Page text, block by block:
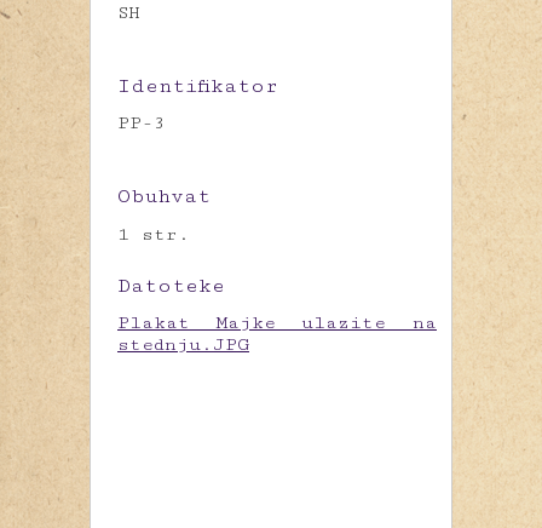
SH
Identifikator
PP-3
Obuhvat
1 str.
Datoteke
Plakat Majke ulazite na
stednju.JPG